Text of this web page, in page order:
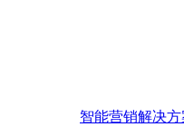
智能营销解决方